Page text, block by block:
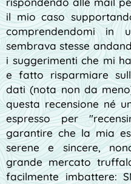
il mio caso
comprendendomi in
sembrava stesse
i suggerimenti che mi
e fatto risparmiare
dati (nota non da
questa recensione né
espresso per
garantire che la mia
serene e sincere,
grande mercato
facilmente imbattere: